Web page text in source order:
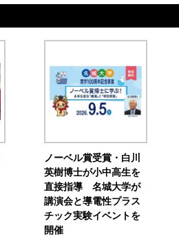
ノーベル賞受賞・白川
英樹博士が小中高生を
直接指導 名城大学が
講演会と導電性プラス
チック実験イベントを
開催